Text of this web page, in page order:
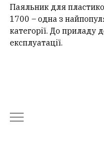
Паяльник для
1700 – одна з
категорії. До приладу
експлуатації.